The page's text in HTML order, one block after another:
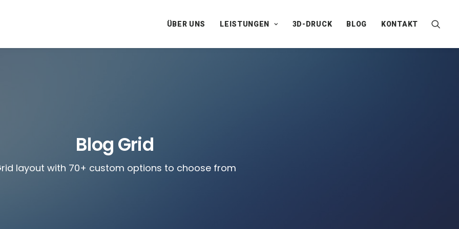
ÜBER UNS LEISTUNGEN 3D-DRUCK BLOG KONTAKT
Blog Grid
layout with 70+ custom options to choose from